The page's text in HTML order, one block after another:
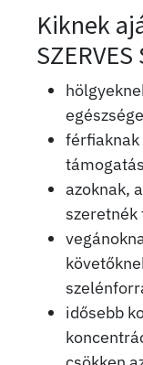
Kiknek
férfiaknak
azoknak,
idősebb